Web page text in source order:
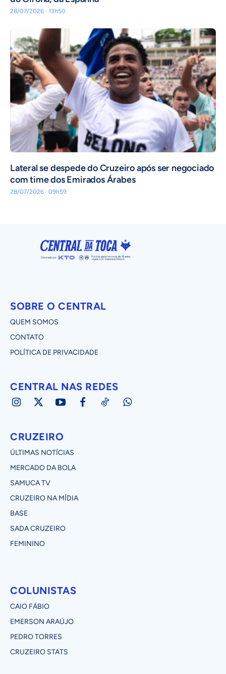
28/07/2026 · 13h50
Lateral se despede do Cruzeiro após ser negociado
com time dos Emirados Árabes
28/07/2026 · 09h59
SOBRE O CENTRAL
QUEM SOMOS
CONTATO
POLÍTICA DE PRIVACIDADE
CENTRAL NAS REDES
CRUZEIRO
ÚLTIMAS NOTÍCIAS
MERCADO DA BOLA
SAMUCA TV
CRUZEIRO NA MÍDIA
BASE
SADA CRUZEIRO
FEMININO
COLUNISTAS
CAIO FÁBIO
EMERSON ARAÚJO
PEDRO TORRES
CRUZEIRO STATS